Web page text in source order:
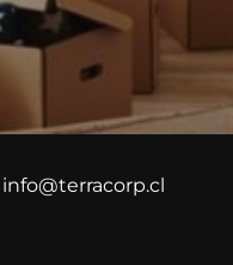
info@terracorp.cl